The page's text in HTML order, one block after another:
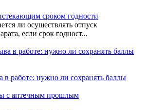
сроком годности
ли осуществлять отпуск
если срок годност...
работе: нужно ли сохранять баллы